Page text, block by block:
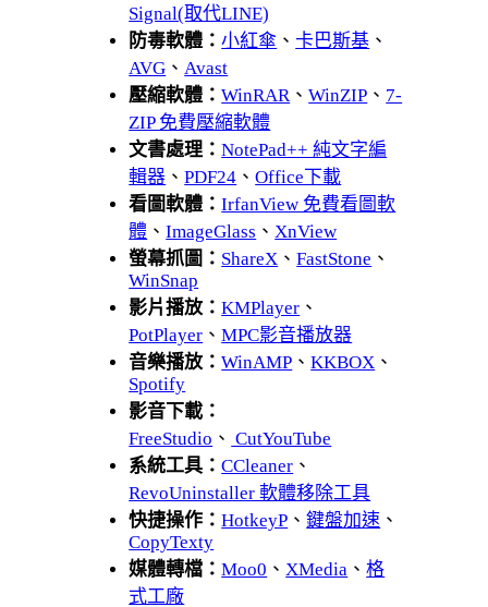
Signal(取代LINE)
防毒軟體：小紅傘 、卡巴斯基 、
AVG 、 Avast
壓縮軟體：WinRAR 、WinZIP 、 7-
ZIP 免費壓縮軟體
文書處理：NotePad++ 純文字編
輯器 、PDF24 、Office下載
看圖軟體：IrfanView 免費看圖軟
體 、ImageGlass 、 XnView
螢幕抓圖： ShareX 、FastStone 、
WinSnap
影片播放：KMPlayer 、
PotPlayer 、MPC影音播放器
音樂播放：WinAMP 、KKBOX 、
Spotify
影音下載：
FreeStudio 、 CutYouTube
系統工具：CCleaner 、
RevoUninstaller 軟體移除工具
快捷操作：HotkeyP 、鍵盤加速 、
CopyTexty
媒體轉檔：Moo0 、 XMedia 、格
式工廠